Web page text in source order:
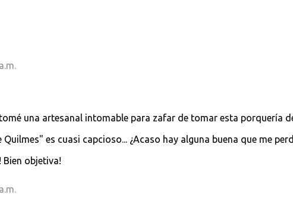
una artesanal intomable para zafar de tomar esta porquería
es cuasi capcioso... ¿Acaso hay alguna buena que me
Bien objetiva!